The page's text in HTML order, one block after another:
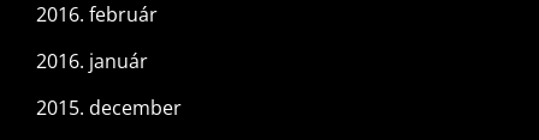
2016. február
2016. január
2015. december